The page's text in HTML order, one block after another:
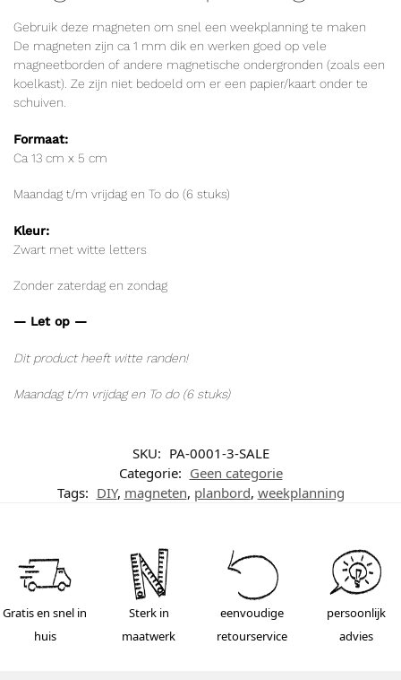
Gebruik deze magneten om snel een weekplanning te maken
De magneten zijn ca 1 mm dik en werken goed op vele
magneetborden of andere magnetische ondergronden (zoals een
koelkast). Ze zijn niet bedoeld om er een papier/kaart onder te
schuiven.
Formaat:
Ca 13 cm x 5 cm
Maandag t/m vrijdag en To do (6 stuks)
Kleur:
Zwart met witte letters
Zonder zaterdag en zondag
— Let op —
Dit product heeft witte randen!
Maandag t/m vrijdag en To do (6 stuks)
SKU: PA-0001-3-SALE
Categorie: Geen categorie
Tags: DIY, magneten, planbord, weekplanning
Gratis en snel in
huis
Sterk in
maatwerk
eenvoudige
retourservice
persoonlijk
advies